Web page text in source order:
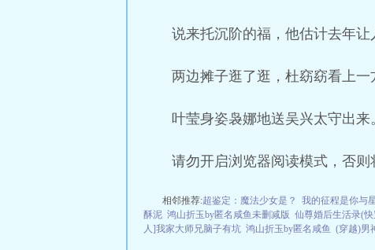
说来托沉阶的福，他估计去年让
两边摊子逛了逛，杜窈窈看上
叶莹身姿袅娜地送吴兴太守出来
请勿开启浏览器阅读模式，否则
相邻推荐:超鉴定：魔法少女是？ 我的征程是你与
酥泥 鸿山折玉by匿名咸鱼未删减版 仙尊婚后生活录(
人]我家大师兄脑子有坑 鸿山折玉by匿名咸鱼 (穿越)男